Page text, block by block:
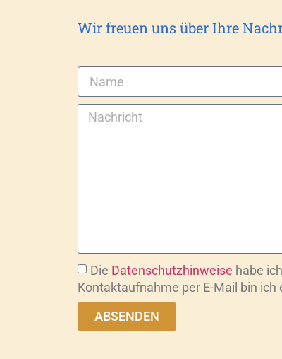
Wir freuen uns über Ihre
Die Datenschutzhinweise habe
Kontaktaufnahme per E-Mail bin ich
ABSENDEN